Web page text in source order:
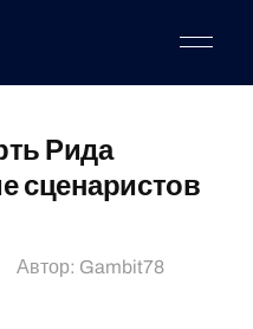
Рида
сценаристов
Автор: Gambit78